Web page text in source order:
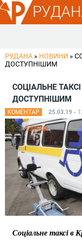
РУДАНА » НОВИНИ »
ДОСТУПНІШИМ
СОЦІАЛЬНЕ
ДОСТУПНІШИМ
КОМЕНТАР 25.03.19 -
Соціальне таксі в